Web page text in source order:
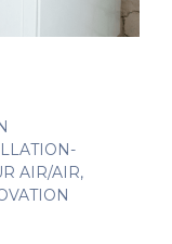
AIR/AIR,